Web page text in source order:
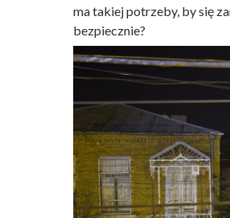
ma takiej potrzeby, by się
bezpiecznie?